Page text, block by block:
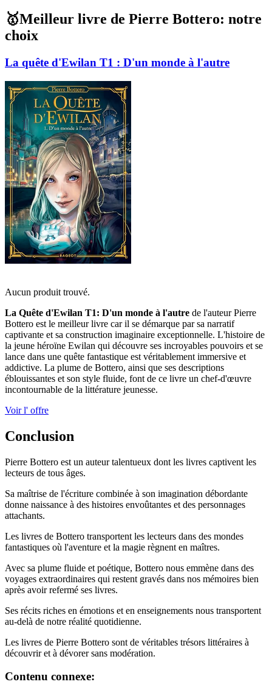
🥇Meilleur livre de Pierre Bottero: notre
choix
La quête d'Ewilan T1 : D'un monde à l'autre
Aucun produit trouvé.
La Quête d'Ewilan T1: D'un monde à l'autre de l'auteur Pierre
Bottero est le meilleur livre car il se démarque par sa narratif
captivante et sa construction imaginaire exceptionnelle. L'histoire de
la jeune héroïne Ewilan qui découvre ses incroyables pouvoirs et se
lance dans une quête fantastique est véritablement immersive et
addictive. La plume de Bottero, ainsi que ses descriptions
éblouissantes et son style fluide, font de ce livre un chef-d'œuvre
incontournable de la littérature jeunesse.
Voir l' offre
Conclusion
Pierre Bottero est un auteur talentueux dont les livres captivent les
lecteurs de tous âges.
Sa maîtrise de l'écriture combinée à son imagination débordante
donne naissance à des histoires envoûtantes et des personnages
attachants.
Les livres de Bottero transportent les lecteurs dans des mondes
fantastiques où l'aventure et la magie règnent en maîtres.
Avec sa plume fluide et poétique, Bottero nous emmène dans des
voyages extraordinaires qui restent gravés dans nos mémoires bien
après avoir refermé ses livres.
Ses récits riches en émotions et en enseignements nous transportent
au-delà de notre réalité quotidienne.
Les livres de Pierre Bottero sont de véritables trésors littéraires à
découvrir et à dévorer sans modération.
Contenu connexe: